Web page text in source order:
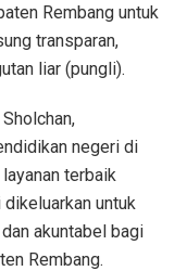
Rembang untuk
transparan,
liar (pungli).
negeri di
terbaik
untuk
akuntabel bagi
Rembang.